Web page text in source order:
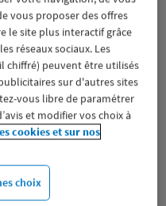
vous proposer des offres
le site plus interactif grâce
réseaux sociaux. Les
chiffré) peuvent être utilisés
sur d'autres sites
vous libre de paramétrer
et modifier vos choix à
cookies et sur nos
choix